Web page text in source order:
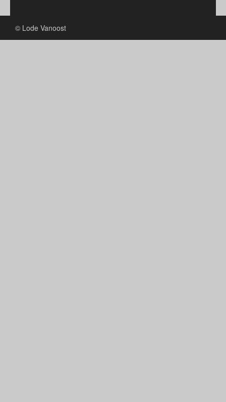
© Lode Vanoost